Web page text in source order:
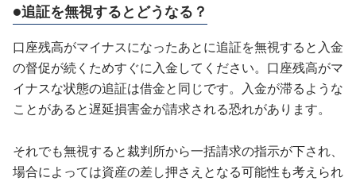
●追証を無視するとどうなる？
口座残高がマイナスになったあとに追証を無視すると入金
の督促が続くためすぐに入金してください。口座残高がマ
イナスな状態の追証は借金と同じです。入金が滞るような
ことがあると遅延損害金が請求される恐れがあります。
それでも無視すると裁判所から一括請求の指示が下され、
場合によっては資産の差し押さえとなる可能性も考えられ